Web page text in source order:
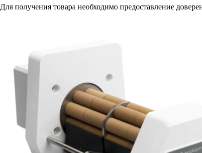
Для получения товара необходимо предоставление